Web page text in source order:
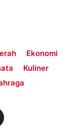
Ekonomi
Kuliner